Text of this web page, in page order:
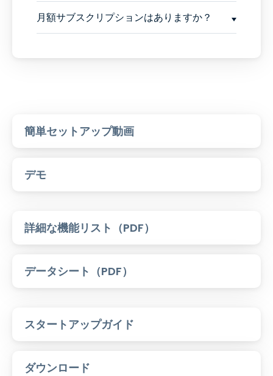
月額サブスクリプションはありますか？
簡単セットアップ動画
デモ
詳細な機能リスト（PDF）
データシート（PDF）
スタートアップガイド
ダウンロード